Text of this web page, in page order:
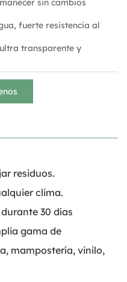
sin cambios
fuerte resistencia al
transparente y
residuos.
clima.
30 días
gama de
mampostería, vinilo,